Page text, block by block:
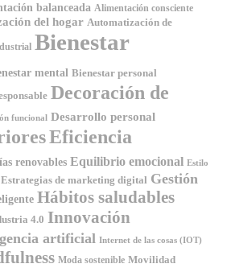
balanceada Alimentación consciente
del hogar Automatización de
Bienestar
mental Bienestar personal
Decoración de
funcional Desarrollo personal
Eficiencia
renovables Equilibrio emocional Estilo
Estrategias de marketing digital Gestión
Hábitos saludables
4.0 Innovación
artificial Internet de las cosas (IOT)
Moda sostenible Movilidad